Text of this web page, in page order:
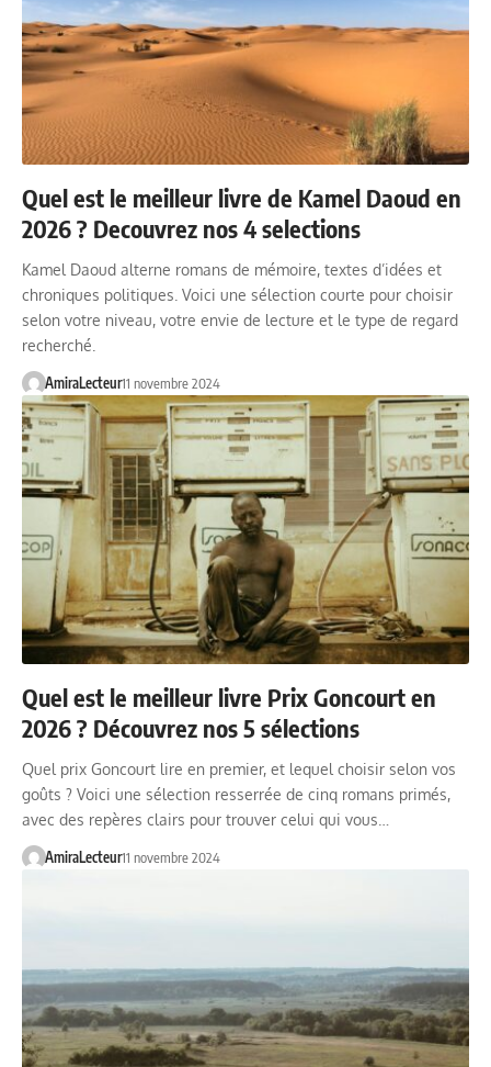
Quel est le meilleur livre de Kamel Daoud en
2026 ? Decouvrez nos 4 selections
Kamel Daoud alterne romans de mémoire, textes d’idées et
chroniques politiques. Voici une sélection courte pour choisir
selon votre niveau, votre envie de lecture et le type de regard
recherché.
AmiraLecteur11 novembre 2024
Quel est le meilleur livre Prix Goncourt en
2026 ? Découvrez nos 5 sélections
Quel prix Goncourt lire en premier, et lequel choisir selon vos
goûts ? Voici une sélection resserrée de cinq romans primés,
avec des repères clairs pour trouver celui qui vous…
AmiraLecteur11 novembre 2024